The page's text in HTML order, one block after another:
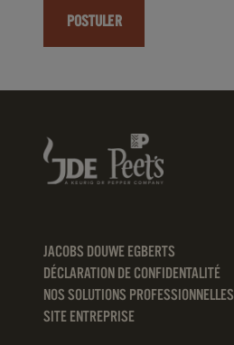
POSTULER
JACOBS DOUWE EGBERTS
DÉCLARATION DE CONFIDENTALITÉ
NOS SOLUTIONS PROFESSIONNELLES
SITE ENTREPRISE